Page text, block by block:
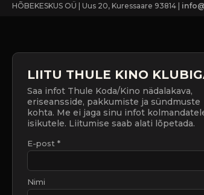
HÕBEKESKUS OÜ | Uus 20, Kuressaare 93814 |
LIITU THULE KINO
Saa infot Thule Koda/Kino nädalakava,
eriseansside, pakkumiste ja sündmuste
kohta. Me ei jaga sinu infot
isikutele. Liitumise saab alati lõpetada.
E-post *
Nimi